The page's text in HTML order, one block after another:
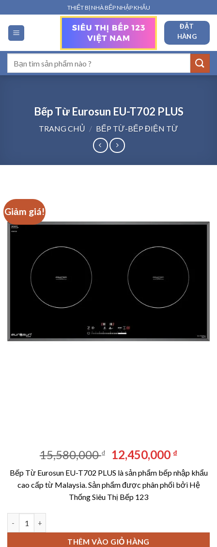
qua
nội
dung
THIẾT BỊ NHÀ BẾP NHẬP KHẨU
ĐẶT
HÀNG
kiếm:
Bếp Từ Eurosun EU-T702 PLUS
TRANG CHỦ / BẾP TỪ-BẾP ĐIỆN TỪ
Giảm giá!
15,580,000₫
Giá
gốc
là:
15,580,000 ₫.
12,450,000 ₫Giá
hiện
tại
là:
Bếp Từ Eurosun EU-T702 PLUS là sản phẩm bếp nhập khẩu
cao cấp từ Malaysia. Sản phẩm được phân phối bởi Hệ
Thống Siêu Thị Bếp 123
THÊM VÀO GIỎ HÀNG